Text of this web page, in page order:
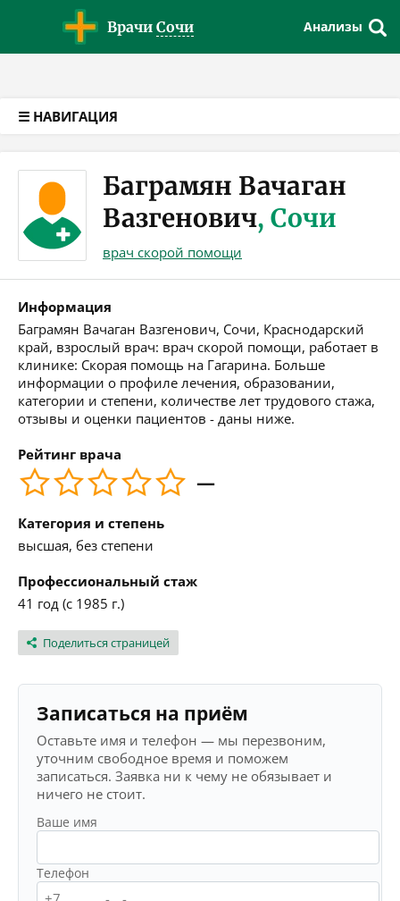
Врачи Сочи Анализы
☰ НАВИГАЦИЯ
Баграмян Вачаган
Вазгенович, Сочи
врач скорой помощи
Информация
Баграмян Вачаган Вазгенович, Сочи, Краснодарский
край, взрослый врач: врач скорой помощи, работает в
клинике: Скорая помощь на Гагарина. Больше
информации о профиле лечения, образовании,
категории и степени, количестве лет трудового стажа,
отзывы и оценки пациентов - даны ниже.
Рейтинг врача
—
Категория и степень
высшая, без степени
Профессиональный стаж
41 год (с 1985 г.)
Поделиться страницей
Записаться на приём
Оставьте имя и телефон — мы перезвоним,
уточним свободное время и поможем
записаться. Заявка ни к чему не обязывает и
ничего не стоит.
Ваше имя
Телефон